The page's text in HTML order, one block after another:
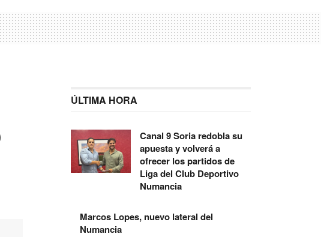
ÚLTIMA HORA
Canal 9 Soria redobla su
apuesta y volverá a
ofrecer los partidos de
Liga del Club Deportivo
Numancia
Marcos Lopes, nuevo lateral del
Numancia